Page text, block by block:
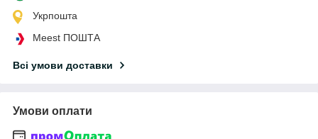
Укрпошта
Meest ПОШТА
Всі умови доставки
Умови оплати